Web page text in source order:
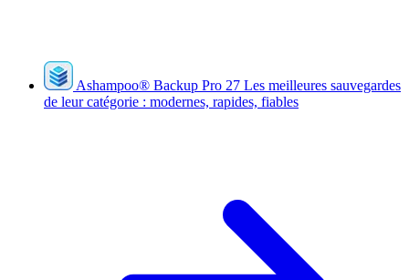
Ashampoo® Backup Pro 27 Les meilleures sauvegardes
de leur catégorie : modernes, rapides, fiables